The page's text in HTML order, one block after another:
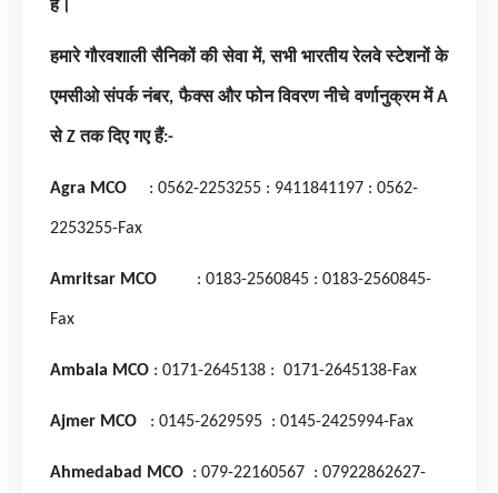
है।
हमारे गौरवशाली सैनिकों की सेवा में,सभी भारतीय रेलवे स्टेशनों के
एमसीओ संपर्क नंबर,फैक्स और फोन विवरण नीचे वर्णानुक्रम मेंA
सेZतक दिए गए हैं:-
Agra MCO : 0562-2253255 : 9411841197 : 0562-
2253255-Fax
Amritsar MCO : 0183-2560845 : 0183-2560845-
Fax
Ambala MCO : 0171-2645138 : 0171-2645138-Fax
Ajmer MCO : 0145-2629595 : 0145-2425994-Fax
Ahmedabad MCO : 079-22160567 : 07922862627-